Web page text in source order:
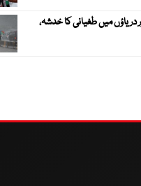
اور دریاؤں میں طغیانی کا خدشہ،